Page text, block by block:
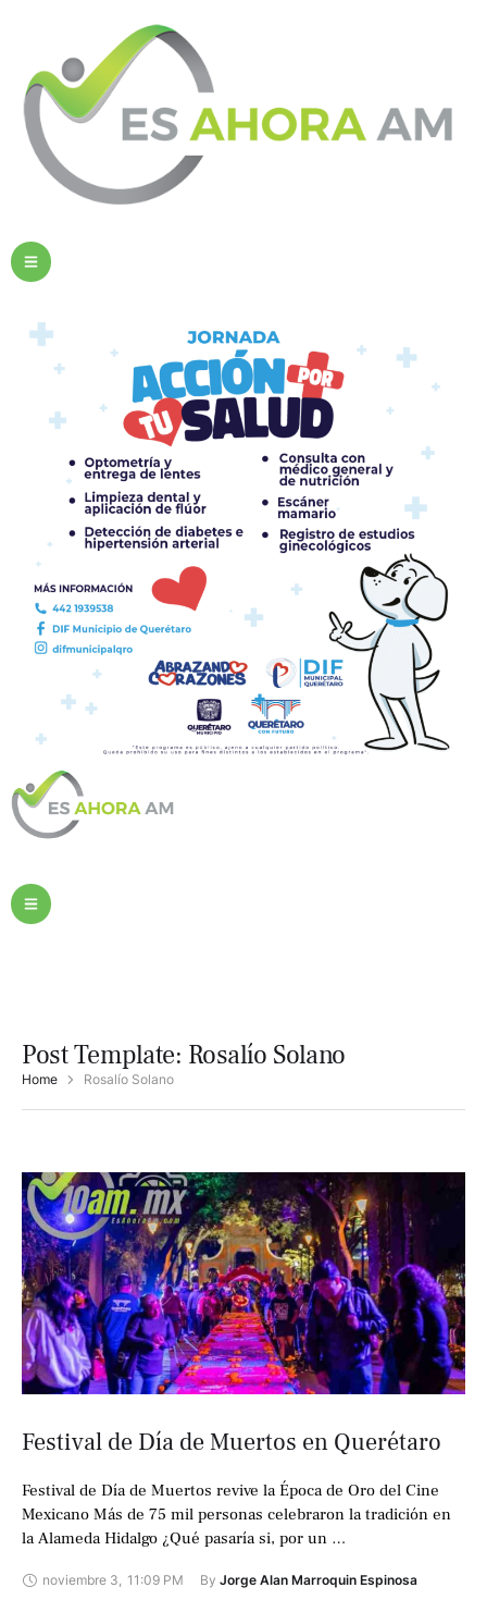
Post Template: Rosalío Solano
Home Rosalío Solano
Festival de Día de Muertos en Querétaro
Festival de Día de Muertos revive la Época de Oro del Cine
Mexicano Más de 75 mil personas celebraron la tradición en
la Alameda Hidalgo ¿Qué pasaría si, por un …
noviembre 3, 11:09 PM By Jorge Alan Marroquin Espinosa